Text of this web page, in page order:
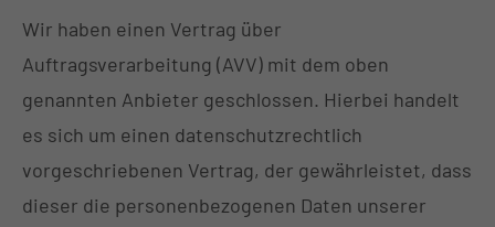
Wir haben einen Vertrag über
Auftragsverarbeitung (AVV) mit dem oben
genannten Anbieter geschlossen. Hierbei handelt
es sich um einen datenschutzrechtlich
vorgeschriebenen Vertrag, der gewährleistet, dass
dieser die personenbezogenen Daten unserer